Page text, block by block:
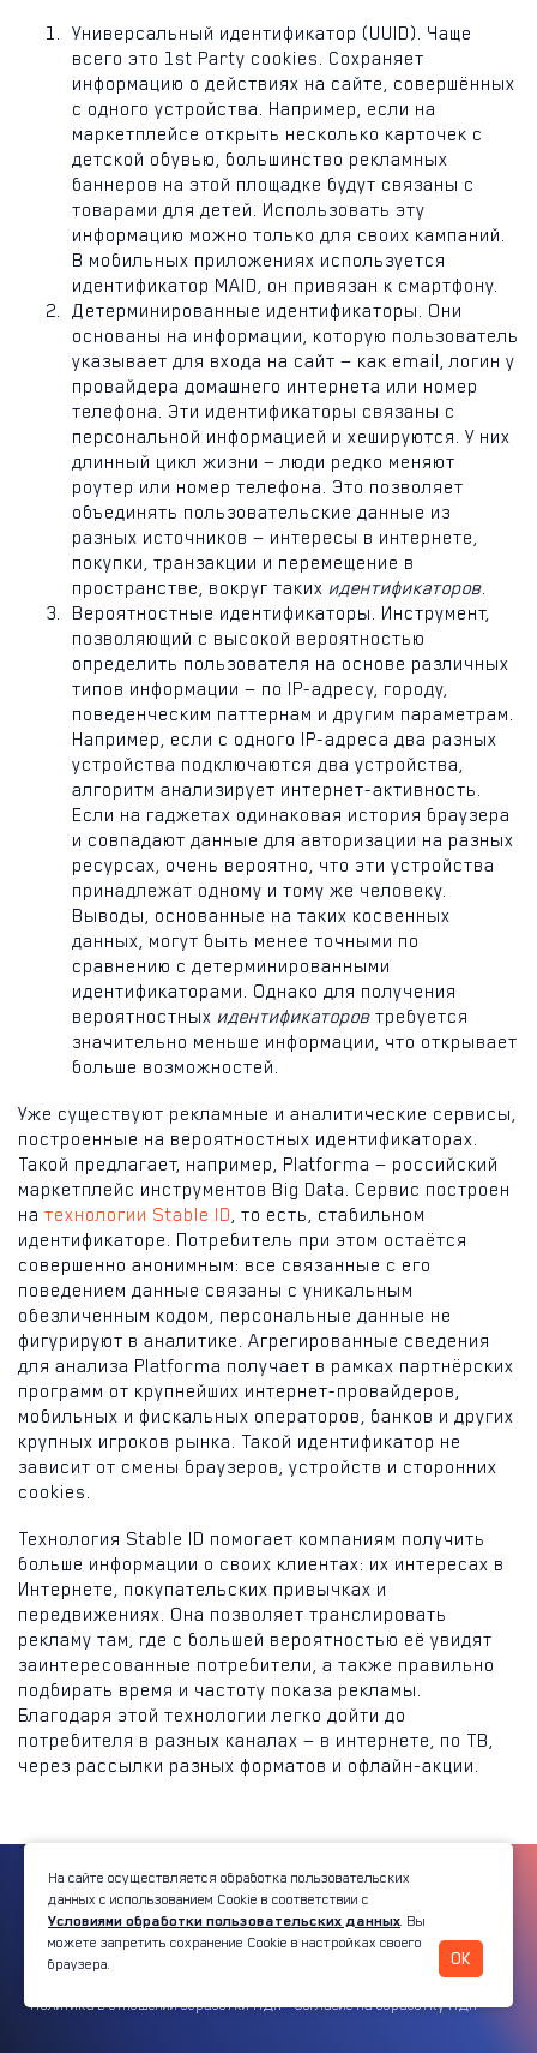
Универсальный идентификатор (UUID). Чаще
всего это 1st Party cookies. Сохраняет
информацию о действиях на сайте, совершённых
с одного устройства. Например, если на
маркетплейсе открыть несколько карточек с
детской обувью, большинство рекламных
баннеров на этой площадке будут связаны с
товарами для детей. Использовать эту
информацию можно только для своих кампаний.
В мобильных приложениях используется
идентификатор MAID, он привязан к смартфону.
Детерминированные идентификаторы. Они
основаны на информации, которую пользователь
указывает для входа на сайт — как email, логин у
провайдера домашнего интернета или номер
телефона. Эти идентификаторы связаны с
персональной информацией и хешируются. У них
длинный цикл жизни — люди редко меняют
роутер или номер телефона. Это позволяет
объединять пользовательские данные из
разных источников — интересы в интернете,
покупки, транзакции и перемещение в
пространстве, вокруг таких идентификаторов.
Вероятностные идентификаторы. Инструмент,
позволяющий с высокой вероятностью
определить пользователя на основе различных
типов информации — по IP-адресу, городу,
поведенческим паттернам и другим параметрам.
Например, если с одного IP-адреса два разных
устройства подключаются два устройства,
алгоритм анализирует интернет-активность.
Если на гаджетах одинаковая история браузера
и совпадают данные для авторизации на разных
ресурсах, очень вероятно, что эти устройства
принадлежат одному и тому же человеку.
Выводы, основанные на таких косвенных
данных, могут быть менее точными по
сравнению с детерминированными
идентификаторами. Однако для получения
вероятностных идентификаторов требуется
значительно меньше информации, что открывает
больше возможностей.
Уже существуют рекламные и аналитические сервисы,
построенные на вероятностных идентификаторах.
Такой предлагает, например, Platforma — российский
маркетплейс инструментов Big Data. Сервис построен
на технологии Stable ID, то есть, стабильном
идентификаторе. Потребитель при этом остаётся
совершенно анонимным: все связанные с его
поведением данные связаны с уникальным
обезличенным кодом, персональные данные не
фигурируют в аналитике. Агрегированные сведения
для анализа Platforma получает в рамках партнёрских
программ от крупнейших интернет-провайдеров,
мобильных и фискальных операторов, банков и других
крупных игроков рынка. Такой идентификатор не
зависит от смены браузеров, устройств и сторонних
cookies.
Технология Stable ID помогает компаниям получить
больше информации о своих клиентах: их интересах в
Интернете, покупательских привычках и
передвижениях. Она позволяет транслировать
рекламу там, где с большей вероятностью её увидят
заинтересованные потребители, а также правильно
подбирать время и частоту показа рекламы.
Благодаря этой технологии легко дойти до
потребителя в разных каналах — в интернете, по ТВ,
через рассылки разных форматов и офлайн-акции.
Информация о пользовательских данных
Политика в отношении обработки ПДн
Согласие на обработку ПДн
© 2026 Platforma
На сайте осуществляется обработка пользовательских
данных с использованием Cookie в соответствии с
Условиями обработки пользовательских данных . Вы
можете запретить сохранение Cookie в настройках своего
браузера.
OK